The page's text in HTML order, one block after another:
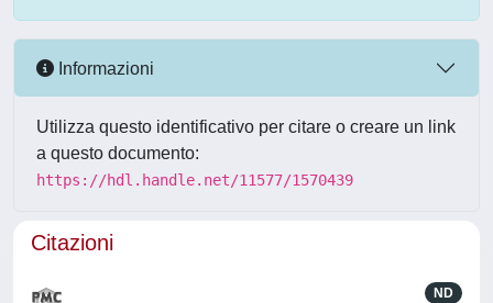
Informazioni
Utilizza questo identificativo per citare o creare un link
a questo documento:
https://hdl.handle.net/11577/1570439
Citazioni
ND